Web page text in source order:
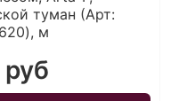
туман (Арт:
м